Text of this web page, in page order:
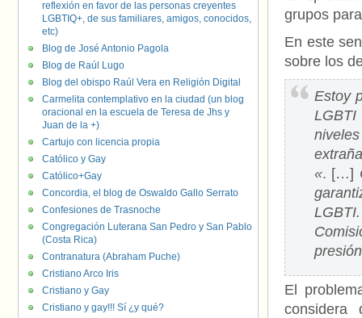
grupos
En este
sobre los
Estoy
LGBTI
«. […]
El
considera
reflexión en favor de las personas creyentes
LGBTIQ+, de sus familiares, amigos, conocidos,
etc)
Blog de José Antonio Pagola
Blog de Raúl Lugo
Blog del obispo Raúl Vera en Religión Digital
Carmelita contemplativo en la ciudad (un blog
oracional en la escuela de Teresa de Jhs y
Juan de la +)
Cartujo con licencia propia
Católico y Gay
Católico+Gay
Concordia, el blog de Oswaldo Gallo Serrato
Confesiones de Trasnoche
Congregación Luterana San Pedro y San Pablo
(Costa Rica)
Contranatura (Abraham Puche)
Cristiano Arco Iris
Cristiano y Gay
Cristiano y gay!!! Sí ¿y qué?